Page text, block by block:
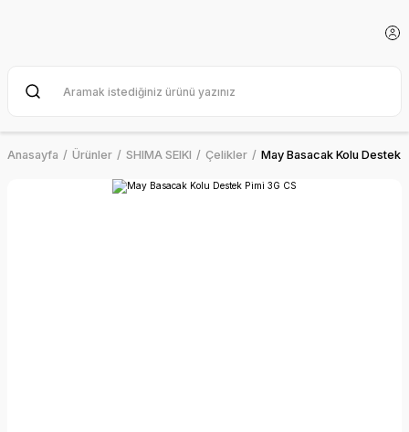
Anasayfa Ürünler SHIMA SEIKI Çelikler May Basacak Kolu Destek